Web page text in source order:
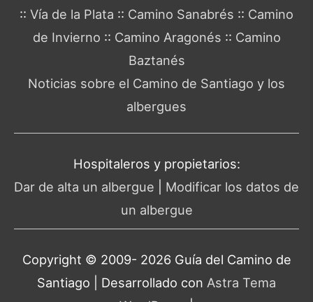
:: Vía de la Plata :: Camino Sanabrés :: Camino
de Invierno :: Camino Aragonés :: Camino
Baztanés
Noticias sobre el Camino de Santiago y los
albergues
Hospitaleros y propietarios:
Dar de alta un albergue
Modificar los datos de
un albergue
Copyright © 2009- 2026 Guía del Camino de
Santiago | Desarrollado con Astra Tema